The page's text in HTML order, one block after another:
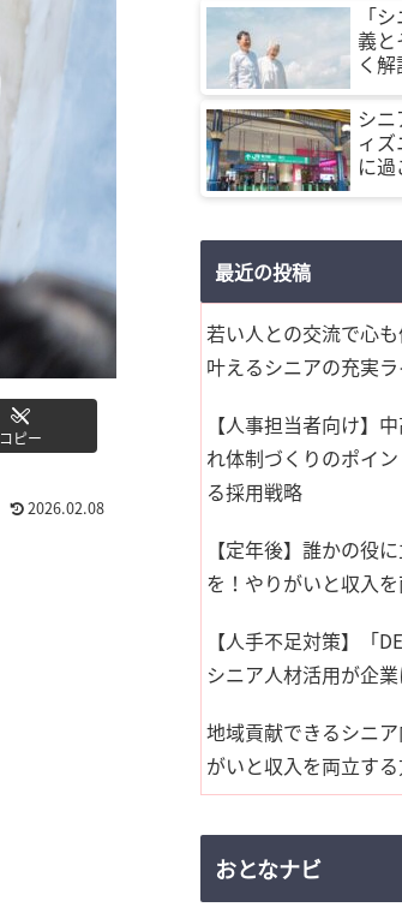
コピー
2026.02.08
「
義
く
シ
ィ
に
最近の投稿
若い人との交流で心
叶えるシニアの充実
【人事担当者向け】
れ体制づくりのポイ
る採用戦略
【定年後】誰かの役
を！やりがいと収入
【人手不足対策】「
シニア人材活用が企
地域貢献できるシニ
がいと収入を両立す
おとなナビ